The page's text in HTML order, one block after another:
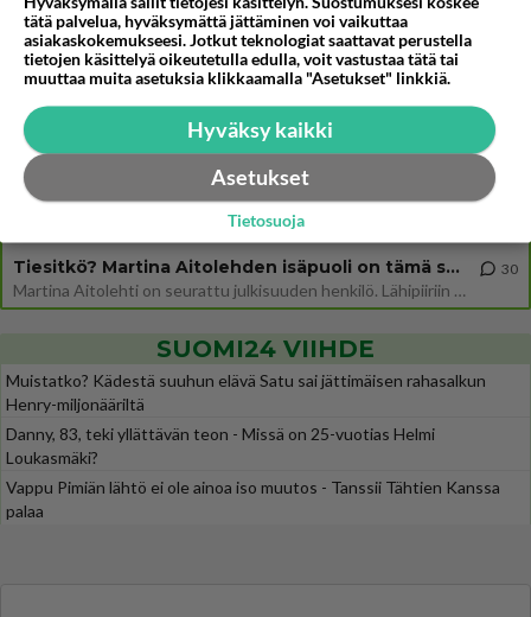
Näin tekisi ainakin Rydman seuratessaan idolinsa Trumpin mallia https://www.is.fi/politiikka/art-2000012187244.html
TTK tulee taas tänä syksynä. Ohjelman uudet tähtioppilaat julkistetaan torstaina 6. elokuuta klo 14 alkavassa lehdistö
Mitä tuot pöytään parisuhteessa?
Martinan bisneksillä ei mene hyvin
Tiesitkö? Martina Aitolehden isäpuoli on tämä suosittu laulaja
Martina Aitolehti on seurattu julkisuuden henkilö. Lähipiiriin mahtuu muitakin tunnettuja henkilöitä. Tiesitkö, että Ma
30
SUOMI24 VIIHDE
Muistatko? Kädestä suuhun elävä Satu sai jättimäisen rahasalkun
Henry-miljonääriltä
Danny, 83, teki yllättävän teon - Missä on 25-vuotias Helmi
Loukasmäki?
Vappu Pimiän lähtö ei ole ainoa iso muutos - Tanssii Tähtien Kanssa
palaa
tätä palvelua, hyväksymättä jättäminen voi vaikuttaa
asiakaskokemukseesi. Jotkut teknologiat saattavat perustella
tietojen käsittelyä oikeutetulla edulla, voit vastustaa tätä tai
muuttaa muita asetuksia klikkaamalla "Asetukset" linkkiä.
Hyväksy kaikki
Asetukset
Tietosuoja